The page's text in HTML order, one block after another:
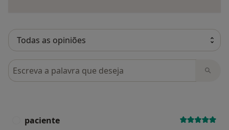
Pesquisar em opiniões
paciente